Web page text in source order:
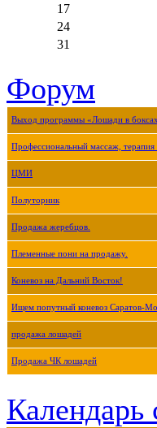
17
24
31
Форум
Выход программы «Лошади в
Профессиональный массаж, терапия
ЦМИ
Полуторник
Продажа жеребцов.
Племенные пони на продажу.
Коневоз на Дальний Восток!
Ищем попутный коневоз Саратов-
продажа лошадей
Продажа ЧК лошадей
Календарь